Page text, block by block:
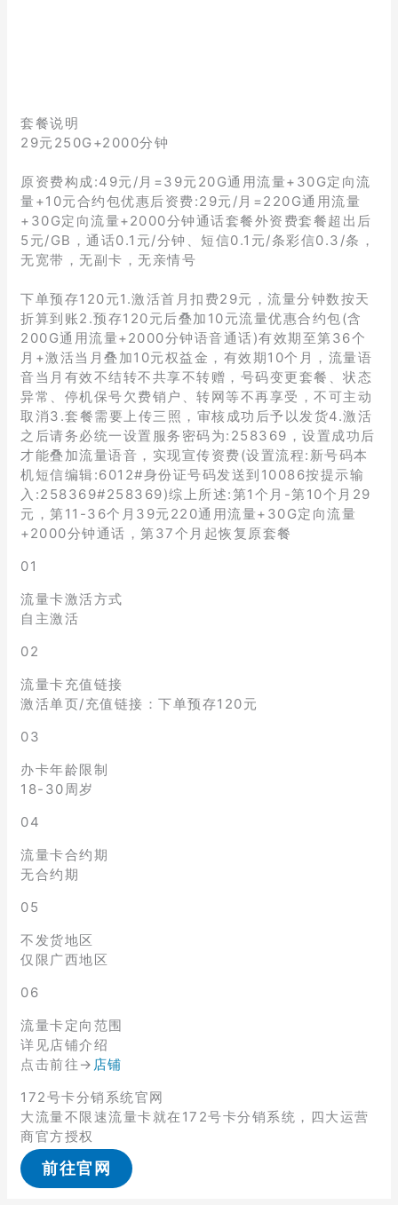
套餐说明
29元250G+2000分钟
原资费构成:49元/月=39元20G通用流量+30G定向流
量+10元合约包优惠后资费:29元/月=220G通用流量
+30G定向流量+2000分钟通话套餐外资费套餐超出后
5元/GB，通话0.1元/分钟、短信0.1元/条彩信0.3/条，
无宽带，无副卡，无亲情号
下单预存120元1.激活首月扣费29元，流量分钟数按天
折算到账2.预存120元后叠加10元流量优惠合约包(含
200G通用流量+2000分钟语音通话)有效期至第36个
月+激活当月叠加10元权益金，有效期10个月，流量语
音当月有效不结转不共享不转赠，号码变更套餐、状态
异常、停机保号欠费销户、转网等不再享受，不可主动
取消3.套餐需要上传三照，审核成功后予以发货4.激活
之后请务必统一设置服务密码为:258369，设置成功后
才能叠加流量语音，实现宣传资费(设置流程:新号码本
机短信编辑:6012#身份证号码发送到10086按提示输
入:258369#258369)综上所述:第1个月-第10个月29
元，第11-36个月39元220通用流量+30G定向流量
+2000分钟通话，第37个月起恢复原套餐
01
流量卡激活方式
自主激活
02
流量卡充值链接
激活单页/充值链接：下单预存120元
03
办卡年龄限制
18-30周岁
04
流量卡合约期
无合约期
05
不发货地区
仅限广西地区
06
流量卡定向范围
详见店铺介绍
点击前往→ 店铺
172号卡分销系统官网
大流量不限速流量卡就在172号卡分销系统，四大运营
商官方授权
前往官网